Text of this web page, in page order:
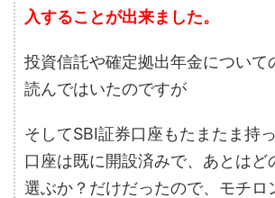
入することが出来ました。
投資信託や確定拠出年金について
読んではいたのですが
そしてSBI証券口座もたまたま持
口座は既に開設済みで、あとはど
選ぶか？だけだったので、モチロ